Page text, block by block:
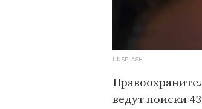
UNSPLASH
ведут поиски